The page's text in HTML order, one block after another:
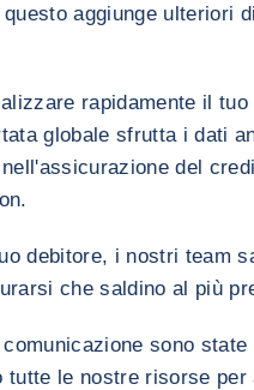
aggiunge ulteriori
rapidamente il
globale sfrutta i dati
del
debitore, i nostri team
che saldino al più
sono
tutte le nostre risorse per